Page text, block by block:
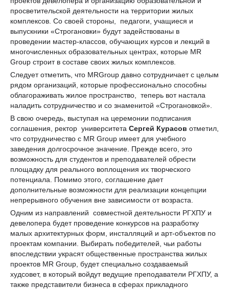
просветительской деятельности на территории жилых
комплексов. Со своей стороны, педагоги, учащиеся и
выпускники «Строгановки» будут задействованы в
проведении мастер-классов, обучающих курсов и лекций в
многочисленных образовательных центрах, которые MR
Group строит в составе своих жилых комплексов.
Следует отметить, что MRGroup давно сотрудничает с целым
рядом организаций, которые профессионально способны
облагораживать жилое пространство, теперь вот настала
наладить сотрудничество и со знаменитой «Строгановкой».
В свою очередь, выступая на церемонии подписания
соглашения, ректор университета Сергей Курасов отметил,
что сотрудничество с MR Group имеет для учебного
заведения долгосрочное значение. Прежде всего, это
возможность для студентов и преподавателей обрести
площадку для реального воплощения их творческого
потенциала. Помимо этого, соглашение дает
дополнительные возможности для реализации концепции
непрерывного обучения вне зависимости от возраста.
Одним из направлений совместной деятельности РГХПУ и
девелопера будет проведение конкурсов на разработку
малых архитектурных форм, инсталляций и арт-объектов по
проектам компании. Выбирать победителей, чьи работы
впоследствии украсят общественные пространства жилых
проектов MR Group, будет специально создаваемый
худсовет, в который войдут ведущие преподаватели РГХПУ, а
также представители бизнеса в сферах прикладного